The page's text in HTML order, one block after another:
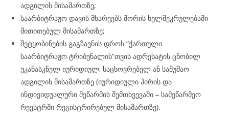
ადგილის მისამართზე;
საარბიტრაჟო დავის მხარეებს შორის ხელშეკრულებაში
მითითებულ მისამართზე;
შეტყობინების გაგზავნის დროს “ქართული
საარბიტრაჟო ტრიბუნალის”თვის ადრესატის ცნობილ
უკანასკნელ იურიდიულ, საცხოვრებელ ან სამუშაო
ადგილის მისამართზე (იურიდიული პირის და
ინდივიდუალური მეწარმის შემთხვევაში – სამეწარმეო
რეესტრში რეგისტრირებულ მისამართზე).